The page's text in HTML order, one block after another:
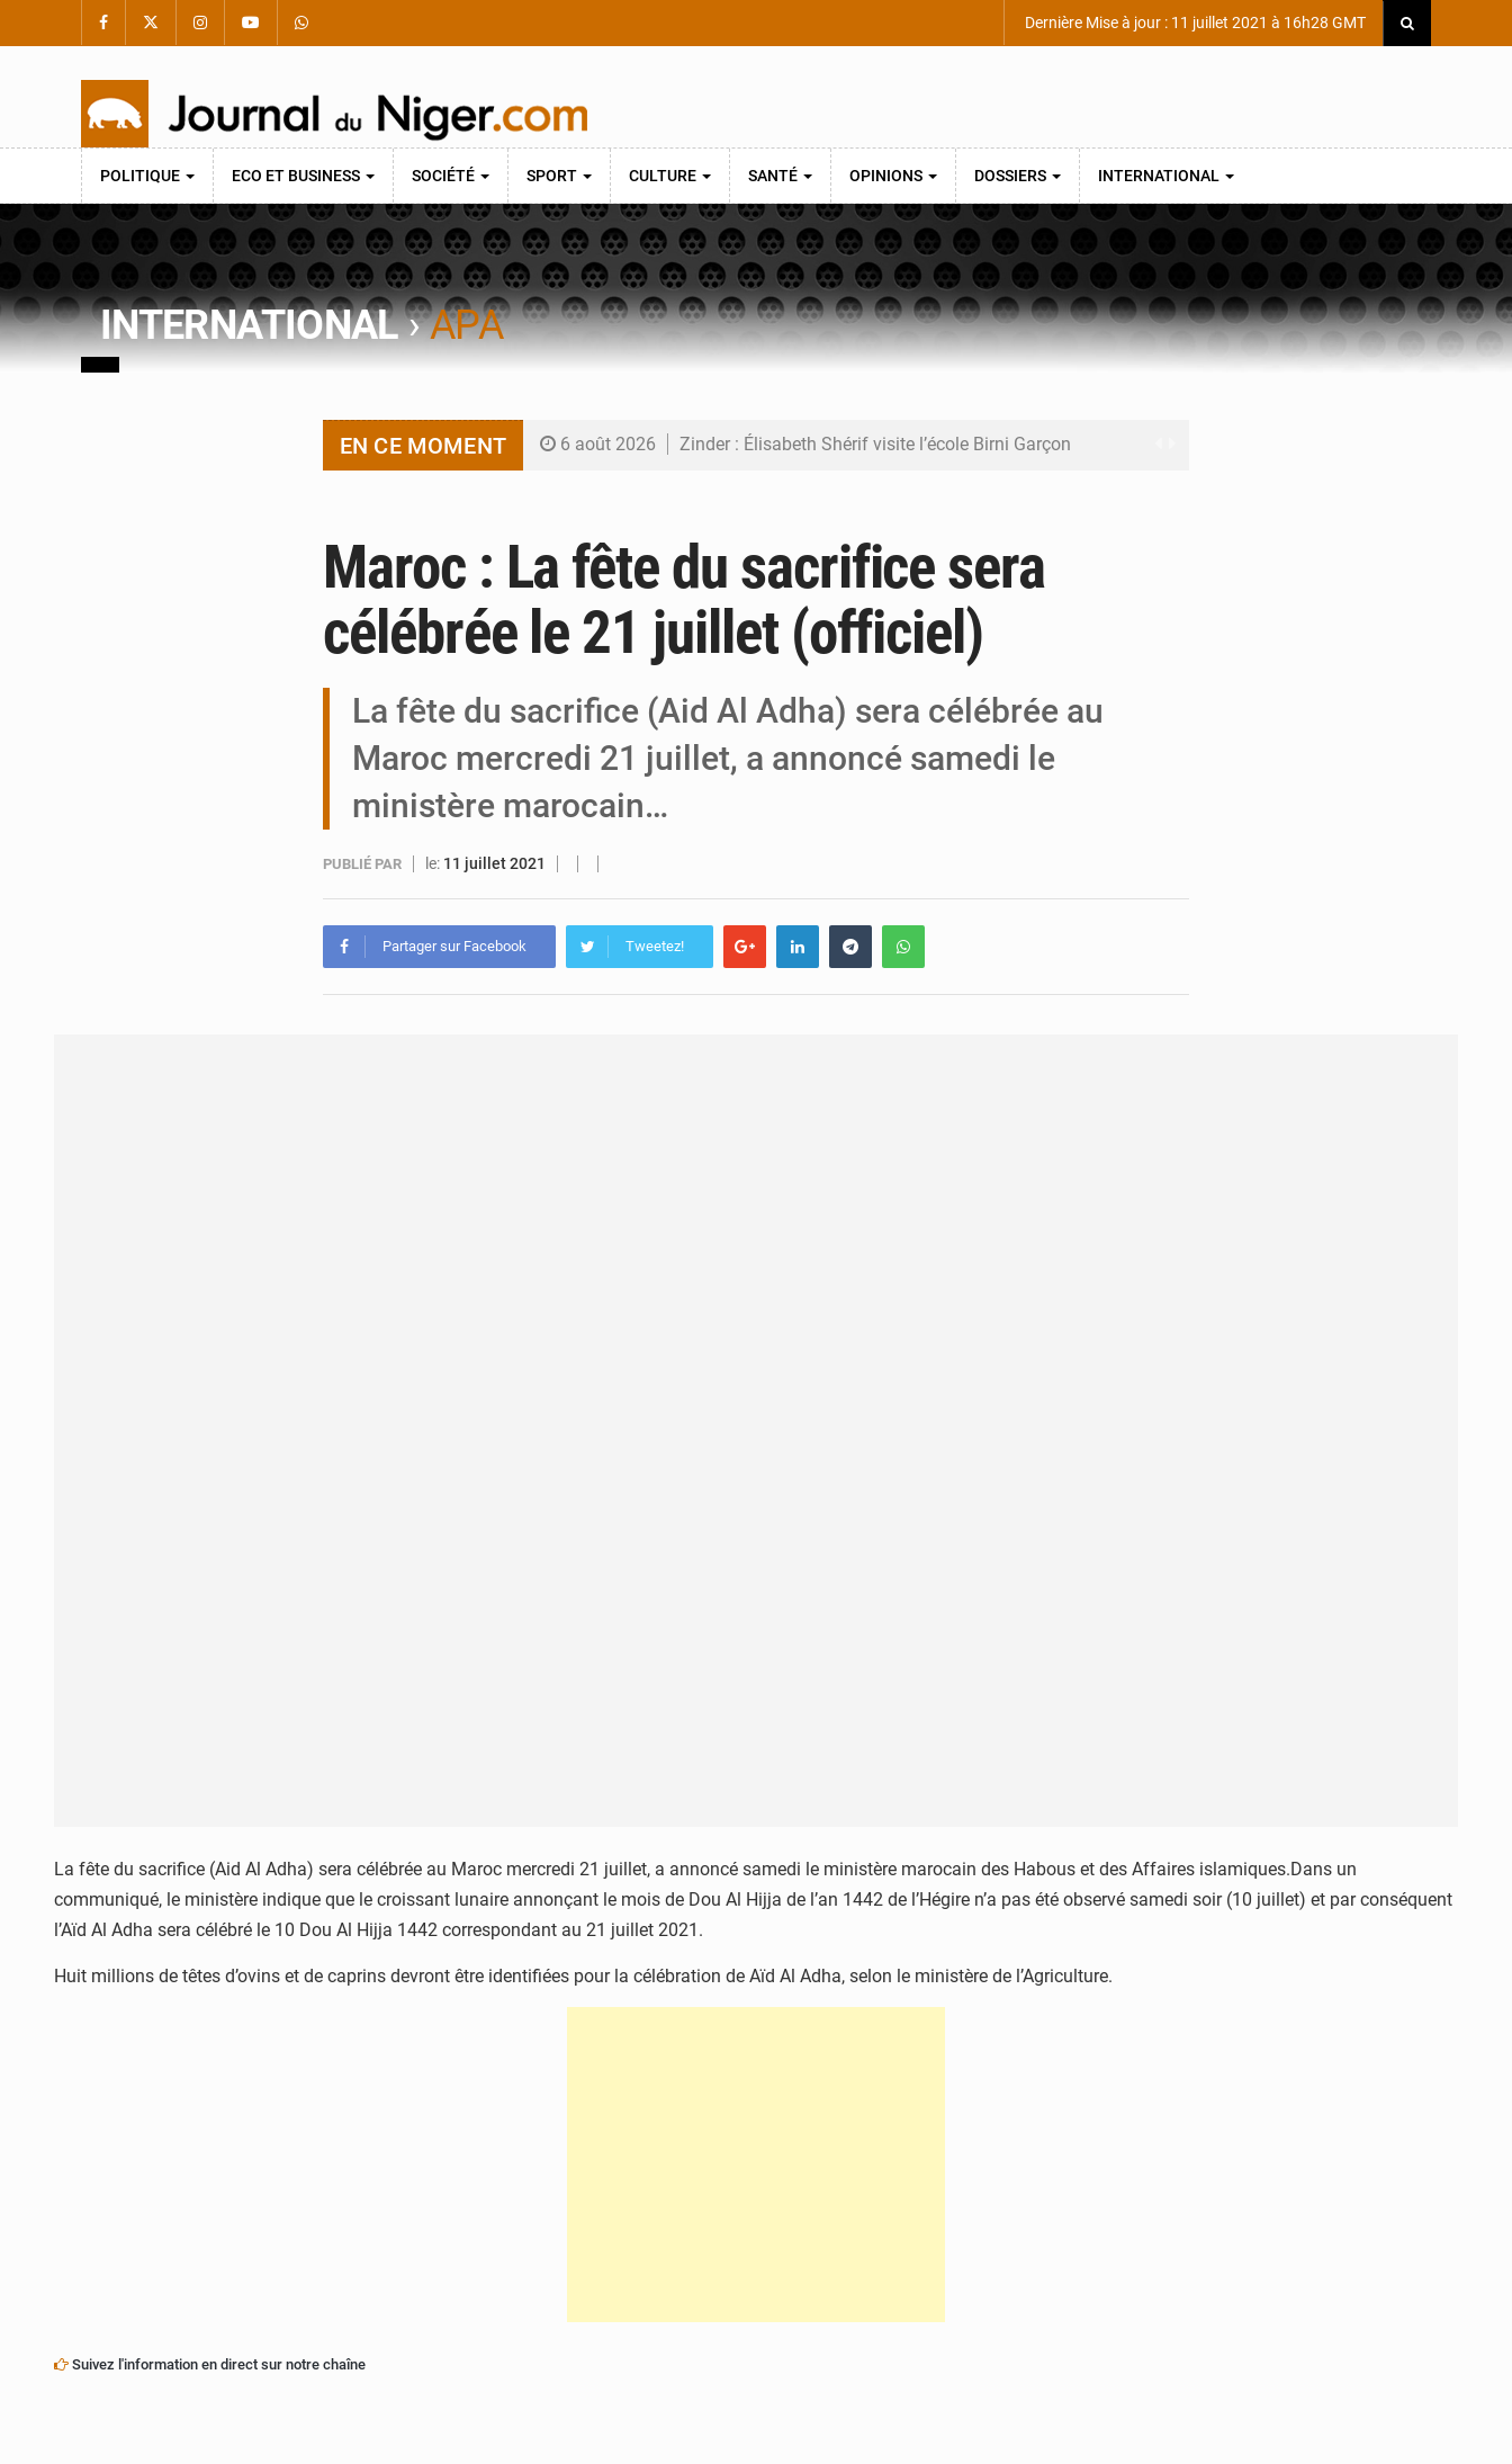
Dernière Mise à jour : 11 juillet 2021 à 16h28 GMT
POLITIQUE ECO ET BUSINESS SOCIÉTÉ SPORT CULTURE SANTÉ OPINIONS DOSSIERS INTERNATIONAL
INTERNATIONAL›APA
EN CE MOMENT 6 août 2026 Zinder : Élisabeth Shérif visite l’école Birni Garçon
6 août 2026 Niger : Bilan à mi-parcours du Programme de Refondation
6 août 2026 Chasse aux gabegies à Niamey : 74 milliards de FCFA recouvrés par la COLDEFF
5 août 2026 Tibiri : le dialogue, nouveau terrain de jeu pour la paix
Maroc : La fête du sacrifice sera
célébrée le 21 juillet (officiel)
La fête du sacrifice (Aid Al Adha) sera célébrée au
Maroc mercredi 21 juillet, a annoncé samedi le
ministère marocain…
PUBLIÉ PAR le: 11 juillet 2021
Partager sur Facebook Tweetez!
La fête du sacrifice (Aid Al Adha) sera célébrée au Maroc mercredi 21 juillet, a annoncé samedi le ministère marocain des Habous et des Affaires islamiques.Dans un
communiqué, le ministère indique que le croissant lunaire annonçant le mois de Dou Al Hijja de l’an 1442 de l’Hégire n’a pas été observé samedi soir (10 juillet) et par conséquent
l’Aïd Al Adha sera célébré le 10 Dou Al Hijja 1442 correspondant au 21 juillet 2021.
Huit millions de têtes d’ovins et de caprins devront être identifiées pour la célébration de Aïd Al Adha, selon le ministère de l’Agriculture.
Suivez l'information en direct sur notre chaîne